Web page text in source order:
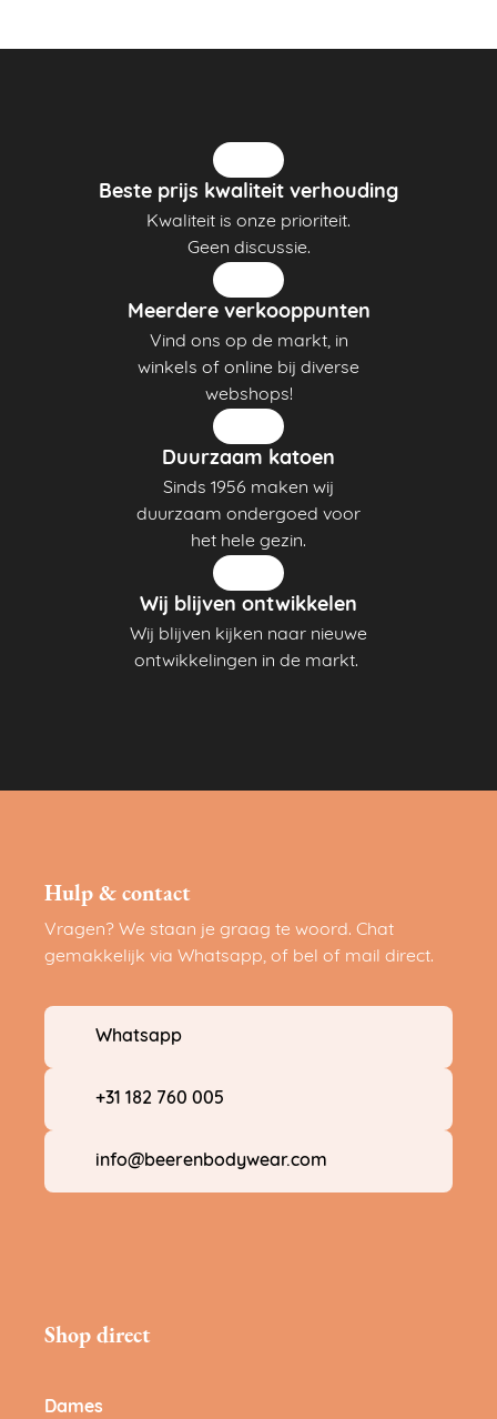
Beste prijs kwaliteit verhouding
Kwaliteit is onze prioriteit.
Geen discussie.
Meerdere verkooppunten
Vind ons op de markt, in
winkels of online bij diverse
webshops!
Duurzaam katoen
Sinds 1956 maken wij
duurzaam ondergoed voor
het hele gezin.
Wij blijven ontwikkelen
Wij blijven kijken naar nieuwe
ontwikkelingen in de markt.
Hulp & contact
Vragen? We staan je graag te woord. Chat
gemakkelijk via Whatsapp, of bel of mail direct.
Whatsapp
+31 182 760 005
info@beerenbodywear.com
Shop direct
Dames